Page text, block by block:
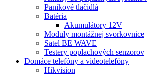
Panikové tlačidlá
Batéria
Akumulátory 12V
Moduly montážnej svorkovnice
Satel BE WAVE
Testery poplachových senzorov
Domáce telefóny a videotelefóny
Hikvision